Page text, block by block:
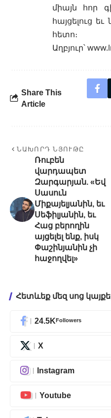
միայն հոր
հայցելուց
հետո։
Աղբյուր՝
Share This
Article
ՆԱԽՈՐԴ ՆՅՈՒԹԸ
Ռուբեն
վարդապետ
Զարգարյան. «Եվ
Սասուն
Միքայելյանին, եւ
Սեֆիլյանին, եւ
Հաց բերողին
այցելել ենք, իսկ
Փաշինյանին չի
հաջողվել»
Հետևեք մեզ սոց
24.5KFollowers
X
Instagram
Youtube